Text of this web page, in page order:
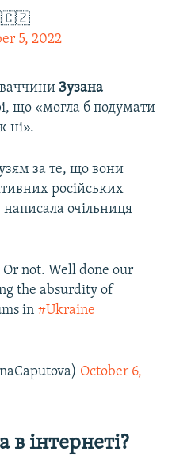
5, 2022
Зузана
що «могла б подумати
ні».
за те, що вони
російських
очільниця
not. Well done our
the absurdity of
in #Ukraine
October 6,
в інтернеті?